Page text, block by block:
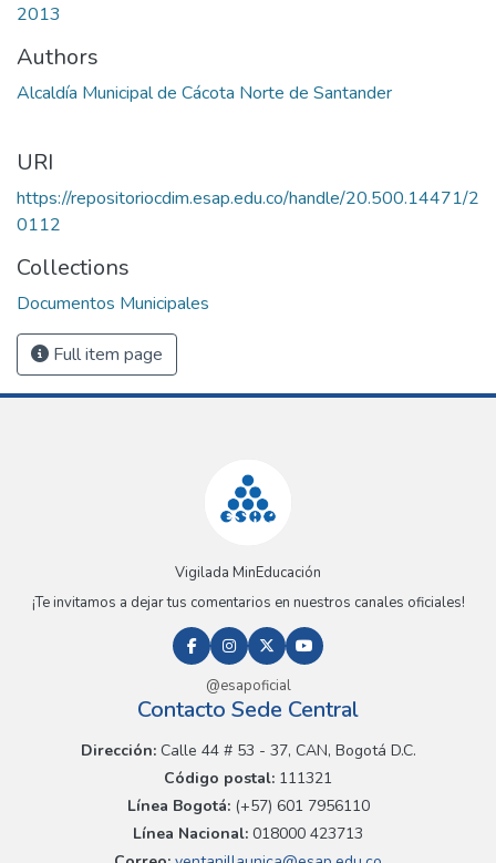
2013
Authors
Alcaldía Municipal de Cácota Norte de Santander
URI
https://repositoriocdim.esap.edu.co/handle/20.500.14471/2
0112
Collections
Documentos Municipales
Full item page
Vigilada MinEducación
¡Te invitamos a dejar tus comentarios en nuestros canales oficiales!
@esapoficial
Contacto Sede Central
Dirección:Calle 44 # 53 - 37, CAN, Bogotá D.C.
Código postal: 111321
Línea Bogotá:(+57) 601 7956110
Línea Nacional: 018000 423713